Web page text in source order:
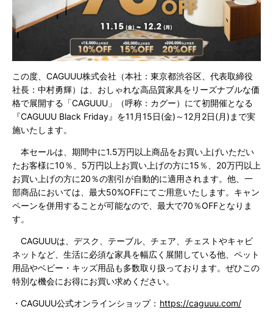
この度、CAGUUU株式会社（本社：東京都渋谷区、代表取締役
社長：中村勇輝）は、おしゃれな高品質家具をリーズナブルな価
格で展開する「CAGUUU」（呼称：カグー）にて初開催となる
『CAGUUU Black Friday』を11月15日(金)～12月2日(月)まで実
施いたします。
本セールは、期間中に1.5万円以上商品をお買い上げいただい
たお客様に10％、5万円以上お買い上げの方に15％、20万円以上
お買い上げの方に20％の割引が自動的に適用されます。他、一
部商品においては、最大50%OFFにてご用意いたします。キャン
ペーンを併用することが可能なので、最大で70％OFFとなりま
す。
CAGUUUは、デスク、テーブル、チェア、チェストやキャビ
ネットなど、生活に必須な家具を幅広く展開している他、ペット
用品やベビー・キッズ用品も多数取り扱っております。ぜひこの
特別な機会にお得にお買い求めください。
・CAGUUU公式オンラインショップ： https://caguuu.com/